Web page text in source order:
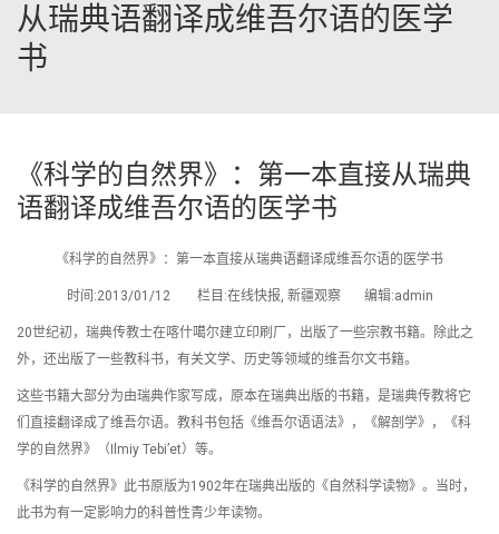
从瑞典语翻译成维吾尔语的医学
书
《科学的自然界》：第一本直接从瑞典
语翻译成维吾尔语的医学书
《科学的自然界》：第一本直接从瑞典语翻译成维吾尔语的医学书
时间:2013/01/12 栏目:在线快报, 新疆观察 编辑:admin
20世纪初，瑞典传教士在喀什噶尔建立印刷厂，出版了一些宗教书籍。除此之
外，还出版了一些教科书，有关文学、历史等领域的维吾尔文书籍。
这些书籍大部分为由瑞典作家写成，原本在瑞典出版的书籍，是瑞典传教将它
们直接翻译成了维吾尔语。教科书包括《维吾尔语语法》，《解剖学》，《科
学的自然界》（Ilmiy Tebi’et）等。
《科学的自然界》此书原版为1902年在瑞典出版的《自然科学读物》。当时，
此书为有一定影响力的科普性青少年读物。